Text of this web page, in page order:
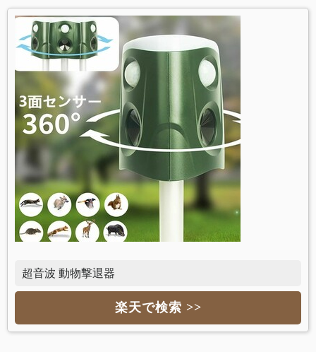
超音波 動物撃退器
楽天で検索 >>